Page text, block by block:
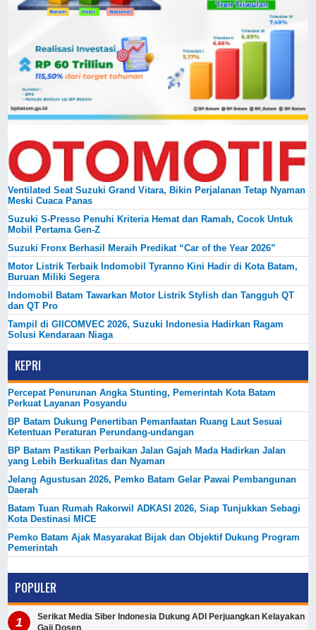
Ventilated Seat Suzuki Grand Vitara, Bikin Perjalanan Tetap Nyaman
Meski Cuaca Panas
Suzuki S-Presso Penuhi Kriteria Hemat dan Ramah, Cocok Untuk
Mobil Pertama Gen-Z
Suzuki Fronx Berhasil Meraih Predikat “Car of the Year 2026”
Motor Listrik Terbaik Indomobil Tyranno Kini Hadir di Kota Batam,
Buruan Miliki Segera
Indomobil Batam Tawarkan Motor Listrik Stylish dan Tangguh QT
dan QT Pro
Tampil di GIICOMVEC 2026, Suzuki Indonesia Hadirkan Ragam
Solusi Kendaraan Niaga
KEPRI
Percepat Penurunan Angka Stunting, Pemerintah Kota Batam
Perkuat Layanan Posyandu
BP Batam Dukung Penertiban Pemanfaatan Ruang Laut Sesuai
Ketentuan Peraturan Perundang-undangan
BP Batam Pastikan Perbaikan Jalan Gajah Mada Hadirkan Jalan
yang Lebih Berkualitas dan Nyaman
Jelang Agustusan 2026, Pemko Batam Gelar Pawai Pembangunan
Daerah
Batam Tuan Rumah Rakorwil ADKASI 2026, Siap Tunjukkan Sebagi
Kota Destinasi MICE
Pemko Batam Ajak Masyarakat Bijak dan Objektif Dukung Program
Pemerintah
POPULER
Serikat Media Siber Indonesia Dukung ADI Perjuangkan Kelayakan
Gaji Dosen